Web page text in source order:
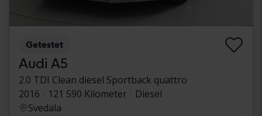
Getestet
Audi A5
2.0 TDI Clean diesel Sportback quattro
2016
121 590 Kilometer
Diesel
Svedala